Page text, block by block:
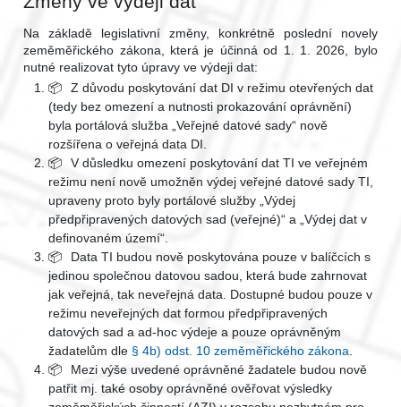
Na základě legislativní změny, konkrétně poslední novely
zeměměřického zákona, která je účinná od 1. 1. 2026, bylo
nutné realizovat tyto úpravy ve výdeji dat:
📦
Z důvodu poskytování dat DI v režimu otevřených dat
(tedy bez omezení a nutnosti prokazování oprávnění)
byla portálová služba „Veřejné datové sady“ nově
rozšířena o veřejná data DI.
📦
V důsledku omezení poskytování dat TI ve veřejném
režimu není nově umožněn výdej veřejné datové sady TI,
upraveny proto byly portálové služby „Výdej
předpřipravených datových sad (veřejné)“ a „Výdej dat v
definovaném území“.
📦
Data TI budou nově poskytována pouze v balíčcích s
jedinou společnou datovou sadou, která bude zahrnovat
jak veřejná, tak neveřejná data. Dostupné budou pouze v
režimu neveřejných dat formou předpřipravených
datových sad a ad-hoc výdeje a pouze oprávněným
žadatelům dle § 4b) odst. 10 zeměměřického zákona
📦
Mezi výše uvedené oprávněné žadatele budou nově
patřit mj. také osoby oprávněné ověřovat výsledky